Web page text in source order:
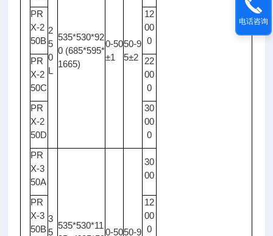
2
5
0
L
535*530*92
0 (685*595*
1665)
0-50
±1
50-9
5±2
PR
X-2
50B
12
00
0
PR
X-2
50C
22
00
0
PR
X-2
50D
30
00
0
PR
X-3
50A
3
5
535*530*11
0-5050-9
30
00
PR
X-3
50B
12
00
0
电话咨询